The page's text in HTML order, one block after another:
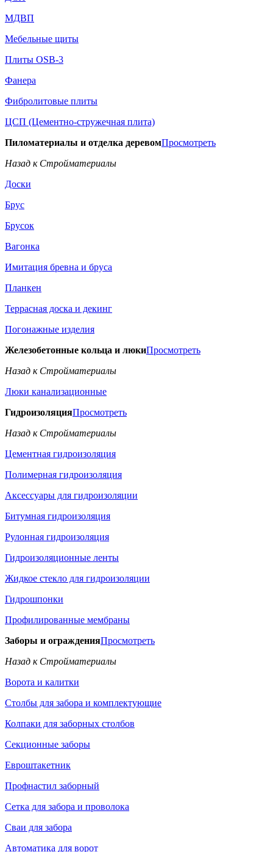
МДВП
Мебельные щиты
Плиты OSB-3
Фанера
Фибролитовые плиты
ЦСП (Цементно-стружечная плита)
Пиломатериалы и отделка деревомПросмотреть
Назад к Стройматериалы
Доски
Брус
Брусок
Вагонка
Имитация бревна и бруса
Планкен
Террасная доска и декинг
Погонажные изделия
Железобетонные кольца и люкиПросмотреть
Назад к Стройматериалы
Люки канализационные
ГидроизоляцияПросмотреть
Назад к Стройматериалы
Цементная гидроизоляция
Полимерная гидроизоляция
Аксессуары для гидроизоляции
Битумная гидроизоляция
Рулонная гидроизоляция
Гидроизоляционные ленты
Жидкое стекло для гидроизоляции
Гидрошпонки
Профилированные мембраны
Заборы и огражденияПросмотреть
Назад к Стройматериалы
Ворота и калитки
Столбы для забора и комплектующие
Колпаки для заборных столбов
Секционные заборы
Евроштакетник
Профнастил заборный
Сетка для забора и проволока
Сваи для забора
Автоматика для ворот